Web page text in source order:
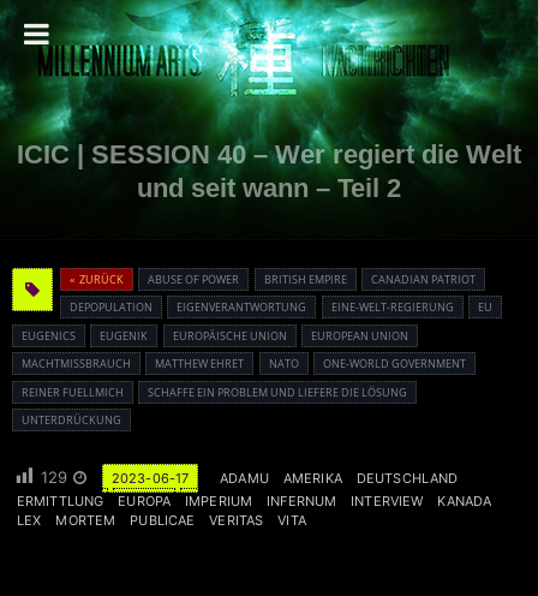
ICIC | SESSION 40 – Wer regiert die Welt
und seit wann – Teil 2
« ZURÜCK ABUSE OF POWER BRITISH EMPIRE
CANADIAN PATRIOT
DEPOPULATION
EIGENVERANTWORTUNG EINE-WELT-REGIERUNG
EU
EUGENICS
EUGENIK EUROPÄISCHE UNION
EUROPEAN UNION
MACHTMISSBRAUCH
MATTHEW EHRET NATO
ONE-WORLD GOVERNMENT
REINER FUELLMICH
SCHAFFE EIN PROBLEM UND LIEFERE DIE LÖSUNG
UNTERDRÜCKUNG
129 2023-06-17 ADAMU AMERIKA
DEUTSCHLAND
ERMITTLUNG
EUROPA IMPERIUM INFERNUM INTERVIEW
KANADA
LEX
MORTEM PUBLICAE VERITAS VITA